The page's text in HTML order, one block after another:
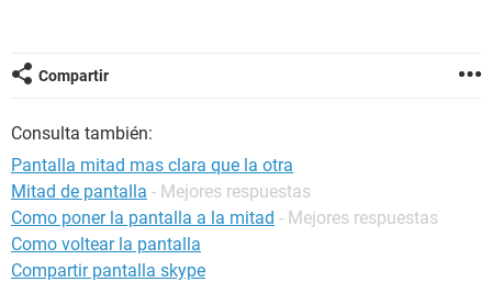
Compartir
Consulta también:
Pantalla mitad mas clara que la otra
Mitad de pantalla - Mejores respuestas
Como poner la pantalla a la mitad - Mejores respuestas
Como voltear la pantalla
Compartir pantalla skype